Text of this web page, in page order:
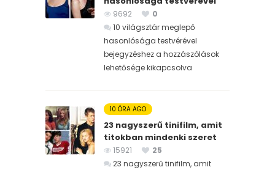
9692
0
10 világsztár meglepő
hasonlósága testvérével
bejegyzéshez a hozzászólások
lehetősége kikapcsolva
10 ÓRA AGO
23 nagyszerű tinifilm, amit
titokban mindenki szeret
15921
25
23 nagyszerű tinifilm, amit